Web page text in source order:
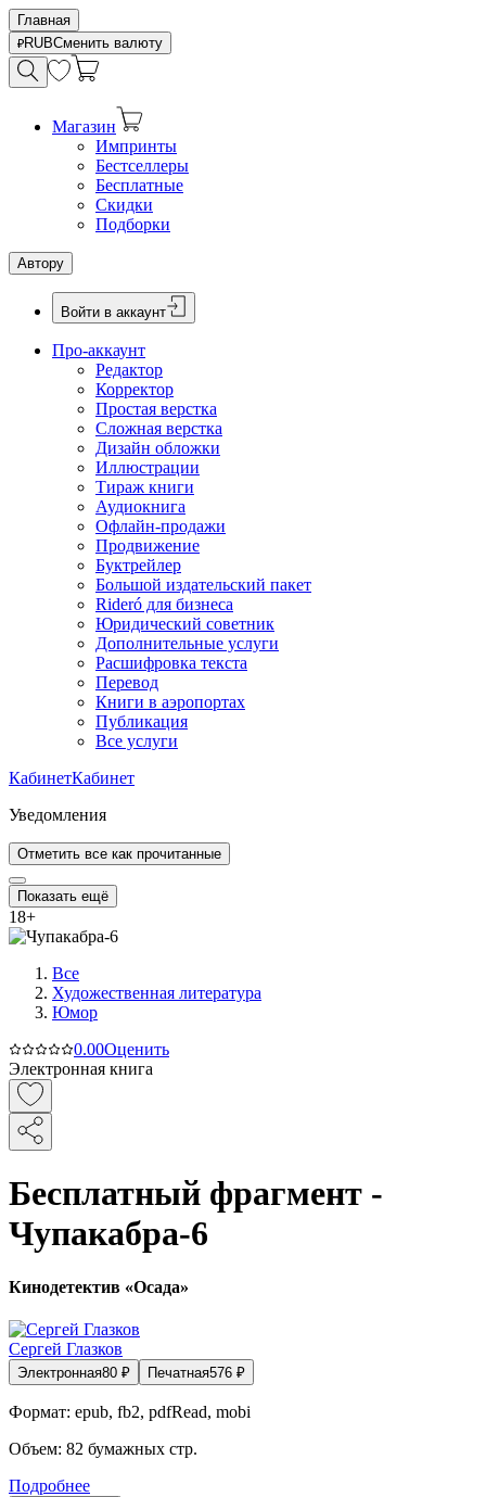
Главная
RUBСменить валюту
Магазин
Импринты
Бестселлеры
Бесплатные
Скидки
Подборки
Автору
Войти в аккаунт
Про-аккаунт
Редактор
Корректор
Простая верстка
Сложная верстка
Дизайн обложки
Иллюстрации
Тираж книги
Аудиокнига
Офлайн-продажи
Продвижение
Буктрейлер
Большой издательский пакет
Rideró для бизнеса
Юридический советник
Дополнительные услуги
Расшифровка текста
Перевод
Книги в аэропортах
Публикация
Все услуги
КабинетКабинет
Уведомления
Отметить все как прочитанные
Показать ещё
18+
Все
Художественная литература
Юмор
0.00Оценить
Электронная книга
Бесплатный фрагмент -
Чупакабра-6
Кинодетектив «Осада»
Сергей Глазков
Электронная80 ₽ Печатная576 ₽
Формат: epub, fb2, pdfRead, mobi
Объем: 82 бумажных стр.
Подробнее